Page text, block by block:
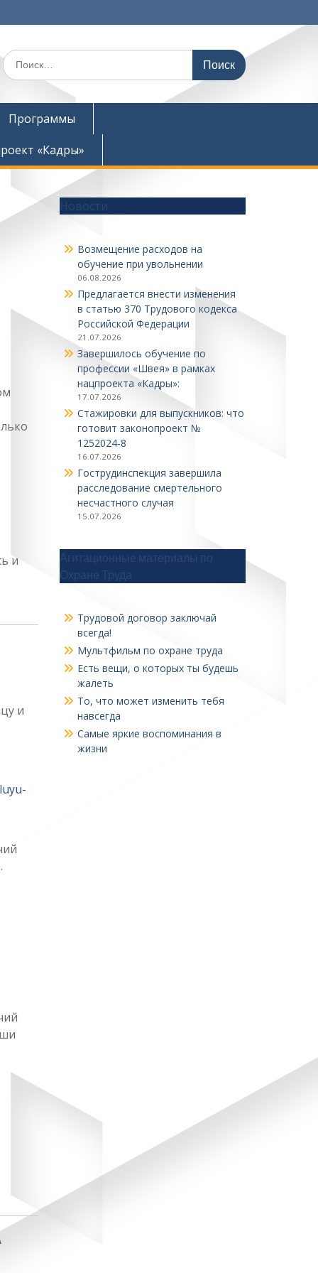
Поиск
по:
Программы
«Кадры»
и
и
Новости
Возмещение расходов на
обучение при увольнении
06.08.2026
Предлагается внести изменения
в статью 370 Трудового кодекса
Российской Федерации
21.07.2026
Завершилось обучение по
профессии «Швея» в рамках
нацпроекта «Кадры»:
17.07.2026
Стажировки для выпускников: что
готовит законопроект №
1252024‑8
16.07.2026
Гострудинспекция завершила
расследование смертельного
несчастного случая
15.07.2026
Агитационные материалы по
Охране Труда
Трудовой договор заключай
всегда!
Мультфильм по охране труда
Есть вещи, о которых ты будешь
жалеть
То, что может изменить тебя
навсегда
Самые яркие воспоминания в
жизни